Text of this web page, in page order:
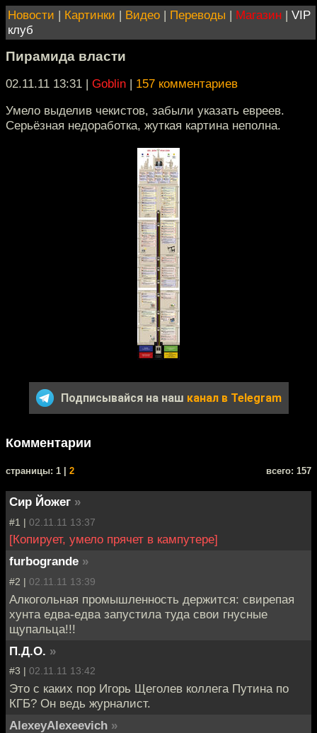
Новости | Картинки | Видео | Переводы | Магазин | VIP
клуб
Пирамида власти
02.11.11 13:31 | Goblin | 157 комментариев
Умело выделив чекистов, забыли указать евреев.
Серьёзная недоработка, жуткая картина неполна.
Подписывайся на наш канал в Telegram
Комментарии
cтраницы: 1 | 2 всего: 157
Сир Йожег »
#1 | 02.11.11 13:37
[Копирует, умело прячет в кампутере]
furbogrande »
#2 | 02.11.11 13:39
Алкогольная промышленность держится: свирепая
хунта едва-едва запустила туда свои гнусные
щупальца!!!
П.Д.О. »
#3 | 02.11.11 13:42
Это с каких пор Игорь Щеголев коллега Путина по
КГБ? Он ведь журналист.
AlexeyAlexeevich »